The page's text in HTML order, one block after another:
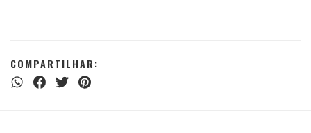
COMPARTILHAR: